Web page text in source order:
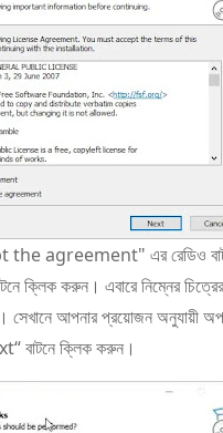
the agreement" এর রেডিও
ক্লিক করুন। এবারে নিম্নের
সেখানে আপনার প্রয়োজন অনুযায়ী
বাটনে ক্লিক করুন।